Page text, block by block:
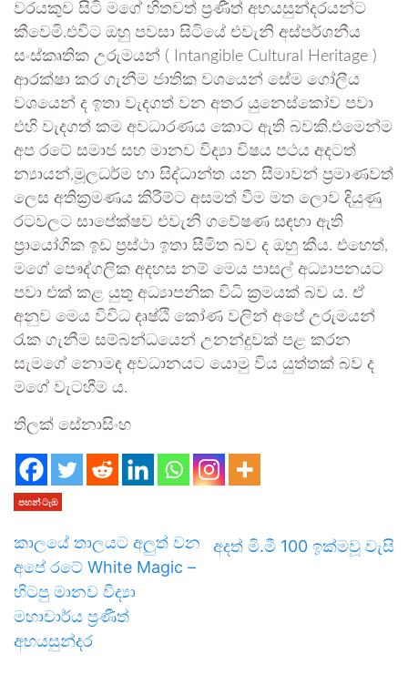
වරයකුව සිටි මගේ හිතවත් ප්‍රණීත් අභයසුන්දරයන්ට
කීවෙමි.එවිට ඔහු පවසා සිටියේ එවැනි අස්පර්ශනීය
සංස්කෘතික උරුමයන් ( Intangible Cultural Heritage )
ආරක්ෂා කර ගැනීම ජාතික වශයෙන් සේම ගෝලීය
වශයෙන් ද ඉතා වැදගත් වන අතර යුනෙස්කෝව පවා
එහි වැදගත් කම අවධාරණය කොට ඇති බවකි.එමෙන්ම
අප රටේ සමාජ සහ මානව විද්‍යා විෂය පථය අදටත්
න්‍යායන්,මූලධර්ම හා සිද්ධාන්ත යන සීමාවන් ප්‍රමාණවත්
ලෙස අතික්‍රමණය කිරීම්ට අසමත් වීම මත ලොව දියුණු
රටවලට සාපේක්ෂව එවැනි ගවේෂණ සඳහා ඇති
ප්‍රායෝගික ඉඩ ප්‍රස්ථා ඉතා සීමිත බව ද ඔහු කීය. එහෙත්,
මගේ පෞද්ගලික අදහස නම් මෙය පාසල් අධ්‍යාපනයට
පවා එක් කළ යුතු අධ්‍යාපනික විධි ක්‍රමයක් බව ය. ඒ
අනුව මෙය විවිධ දෘෂ්ඨි කෝණ වලින් අපේ උරුමයන්
රැක ගැනීම සම්බන්ධයෙන් උනන්දුවක් පළ කරන
සැමගේ නොමඳ අවධානයට යොමු විය යුත්තක් බව ද
මගේ වැටහීම ය.
තිලක් සේනාසිංහ
පහන් ටැඹ
කාලයේ තාලයට අලුත් වන
අපේ රටේ White Magic –
හිටපු මානව විද්‍යා
මහාචාර්ය ප්‍රණීත්
අභයසුන්දර
අදත් මි.මී 100 ඉක්මවූ වැසි